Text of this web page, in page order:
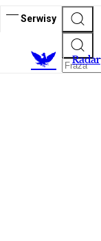
Serwisy
Radar